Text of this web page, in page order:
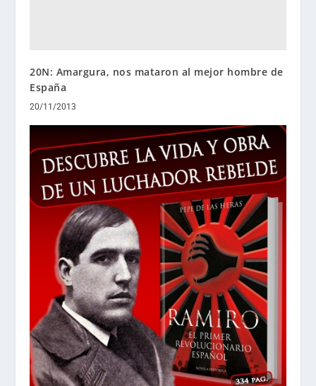
20N: Amargura, nos mataron al mejor hombre de
España
20/11/2013